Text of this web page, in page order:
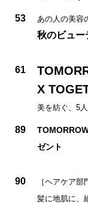
53 あの人の美容
秋のビュー
61
X
美を紡ぐ、5人
89
ゼント
90
［ヘアケア部
髪に地肌に、